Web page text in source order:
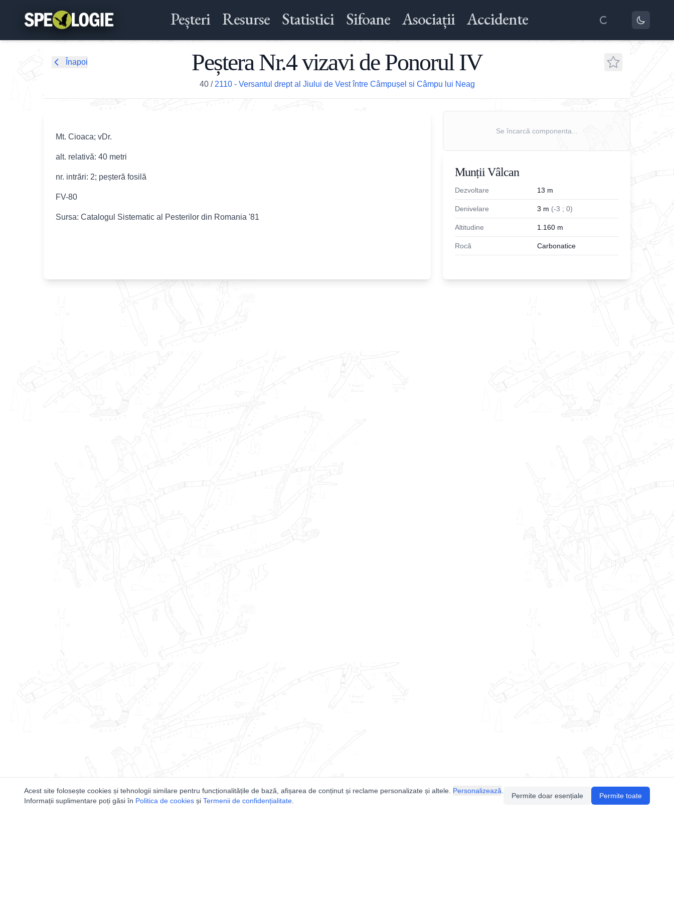
Peșteri Resurse Statistici Sifoane Asociații Accidente
Înapoi Peștera Nr.4 vizavi de Ponorul IV
40/ 2110 - Versantul drept al Jiului de Vest între Câmpușel si Câmpu lui Neag
Mt. Cioaca; vDr.
alt. relativă: 40 metri
nr. intrări: 2; peșteră fosilă
FV-80
Sursa: Catalogul Sistematic al Pesterilor din Romania '81
Se încarcă componenta...
Munții Vâlcan
Dezvoltare 13 m
Denivelare 3 m (-3 ; 0)
Altitudine 1.160 m
Rocă Carbonatice
Acest site folosește cookies și tehnologii similare pentru funcționalitățile de bază, afișarea de conținut și reclame personalizate și altele. Personalizează
Informații suplimentare poți găsi în Politica de cookies și Termenii de confidențialitate
Permite doar esențiale Permite toate